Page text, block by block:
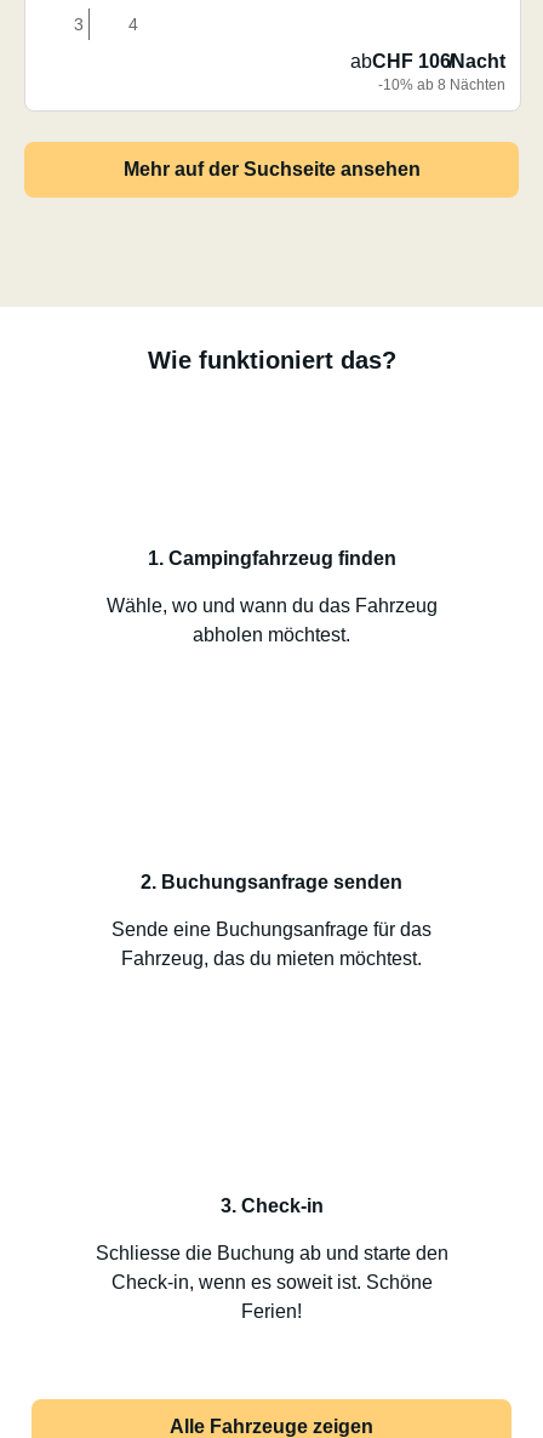
3 4
abCHF 106/Nacht
-10% ab 8 Nächten
Mehr auf der Suchseite ansehen
Wie funktioniert das?
1. Campingfahrzeug finden
Wähle, wo und wann du das Fahrzeug
abholen möchtest.
2. Buchungsanfrage senden
Sende eine Buchungsanfrage für das
Fahrzeug, das du mieten möchtest.
3. Check-in
Schliesse die Buchung ab und starte den
Check-in, wenn es soweit ist. Schöne
Ferien!
Alle Fahrzeuge zeigen